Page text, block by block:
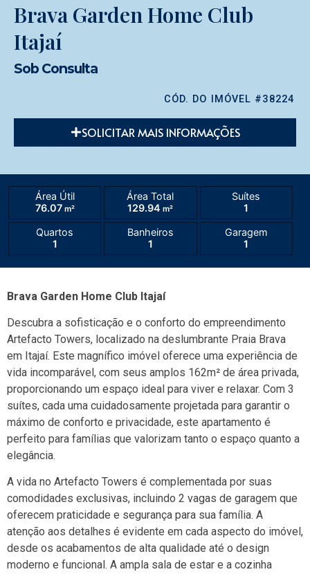
Brava Garden Home Club
Itajaí
Sob Consulta
CÓD. DO IMÓVEL #38224
SOLICITAR MAIS INFORMAÇÕES
Área Útil
76.07m²
Área Total
129.94 m²
Suítes
1
Quartos
1
Banheiros
1
Garagem
1
Brava Garden Home Club Itajaí
Descubra a sofisticação e o conforto do empreendimento
Artefacto Towers, localizado na deslumbrante Praia Brava
em Itajaí. Este magnífico imóvel oferece uma experiência de
vida incomparável, com seus amplos 162m² de área privada,
proporcionando um espaço ideal para viver e relaxar. Com 3
suítes, cada uma cuidadosamente projetada para garantir o
máximo de conforto e privacidade, este apartamento é
perfeito para famílias que valorizam tanto o espaço quanto a
elegância.
A vida no Artefacto Towers é complementada por suas
comodidades exclusivas, incluindo 2 vagas de garagem que
oferecem praticidade e segurança para sua família. A
atenção aos detalhes é evidente em cada aspecto do imóvel,
desde os acabamentos de alta qualidade até o design
moderno e funcional. A ampla sala de estar e a cozinha